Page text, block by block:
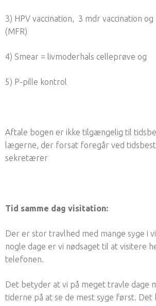
3) HPV vaccination, 3 mdr vaccination
(MFR)
4) Smear = livmoderhals celleprøve og
5) P-pille kontrol
Aftale bogen er ikke tilgængelig til
lægerne, der forsat foregår ved
sekretærer
Tid samme dag visitation:
Der er stor travlhed med mange syge i
nogle dage er vi nødsaget til at visitere
telefonen.
Det betyder at vi på meget travle dage
tiderne på at se de mest syge først. Det